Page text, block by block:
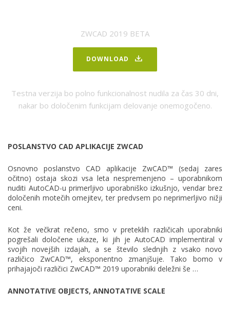
ZWCAD 2019 BETA
DOWNLOAD
Testna verzija bo polno funkcionalnost nudila za čas 30 dni,
nakar bo določenim funkcijam delovanje onemogočeno.
POSLANSTVO CAD APLIKACIJE ZWCAD
Osnovno poslanstvo CAD aplikacije ZwCAD™ (sedaj zares
očitno) ostaja skozi vsa leta nespremenjeno – uporabnikom
nuditi AutoCAD-u primerljivo uporabniško izkušnjo, vendar brez
določenih motečih omejitev, ter predvsem po neprimerljivo nižji
ceni.
Kot že večkrat rečeno, smo v preteklih različicah uporabniki
pogrešali določene ukaze, ki jih je AutoCAD implementiral v
svojih novejših izdajah, a se število slednjih z vsako novo
različico ZwCAD™, eksponentno zmanjšuje. Tako bomo v
prihajajoči različici ZwCAD™ 2019 uporabniki deležni še …
ANNOTATIVE OBJECTS, ANNOTATIVE SCALE